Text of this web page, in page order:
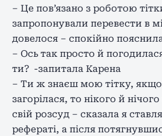
– Це пов’язано з роботою
запропонували перевести в
довелося – спокійно
– Ось так просто й
ти? -запитала Карена
– Ти ж знаєш мою тітку,
загорілася, то нікого й
свій розсуд – сказала я
рефераті, а після